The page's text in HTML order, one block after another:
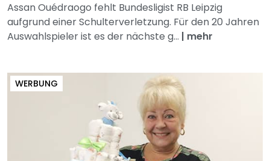
Assan Ouédraogo fehlt Bundesligist RB Leipzig
aufgrund einer Schulterverletzung. Für den 20 Jahren
Auswahlspieler ist es der nächste g... | mehr
WERBUNG